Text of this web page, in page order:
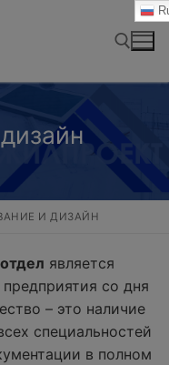
И ДИЗАЙН
является
со дня
– это наличие
специальностей
в полном